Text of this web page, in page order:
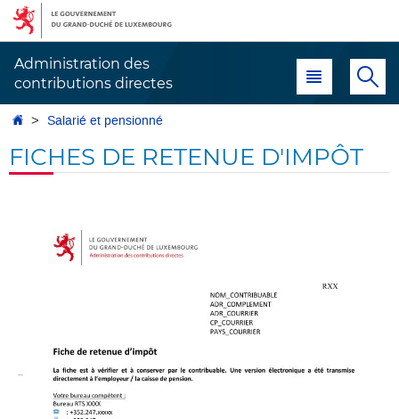
Aller
navigation
Aller
au
Administration des
contributions directes
Menu principal
AccueilSalarié et pensionné
FICHES DE RETENUE D'IMPÔT